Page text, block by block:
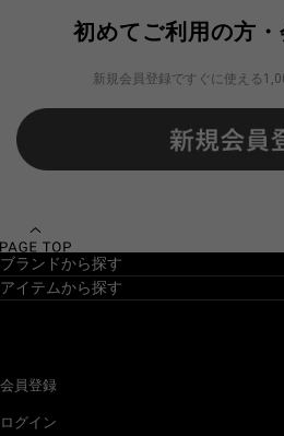
初めてご利用の方
新規会員登録ですぐに使える
ブランドから探す
アイテムから探す
会員登録
ログイン